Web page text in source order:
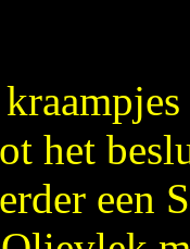
het
een